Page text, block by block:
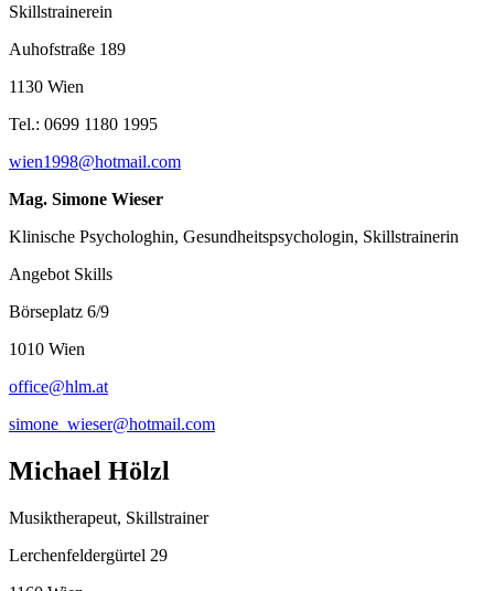
Skillstrainerein
Auhofstraße 189
1130 Wien
Tel.: 0699 1180 1995
wien1998@hotmail.com
Mag. Simone Wieser
Klinische Psychologhin, Gesundheitspsychologin, Skillstrainerin
Angebot Skills
Börseplatz 6/9
1010 Wien
office@hlm.at
simone_wieser@hotmail.com
Michael Hölzl
Musiktherapeut, Skillstrainer
Lerchenfeldergürtel 29